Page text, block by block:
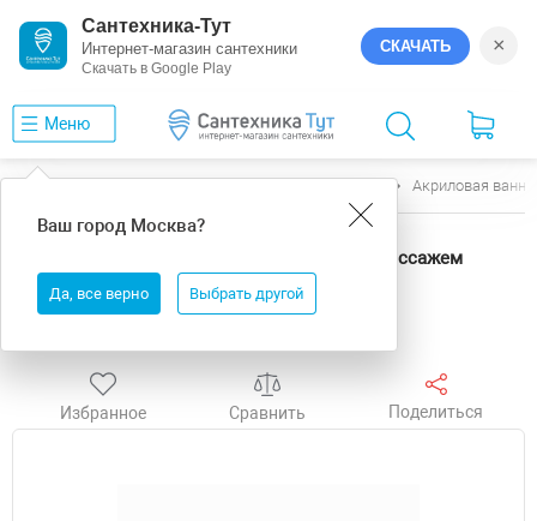
Сантехника-Тут
Интернет-магазин сантехники
Скачать в Google Play
СКАЧАТЬ ×
Меню
Ваш город Москва?
Да, все верно Выбрать другой
Акриловая
Акриловая ванна Excellent Lumina 190x95
WAEX.LUM19.SOFT.WH цвет Белый с гидромассажем
форсунки Белые
Избранное Сравнить Поделиться